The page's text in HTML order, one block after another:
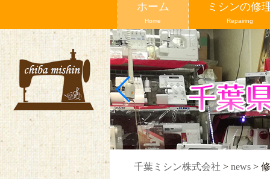
ホーム
Home
ミシンの修
Repairing
千葉ミシン株式会社 > news >